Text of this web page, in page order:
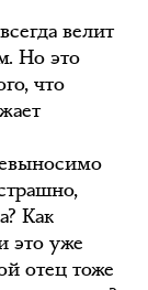
велит
Но это
что
Как
это уже
отец тоже